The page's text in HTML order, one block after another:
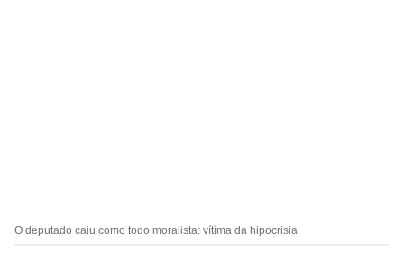
O deputado caiu como todo moralista: vítima da hipocrisia